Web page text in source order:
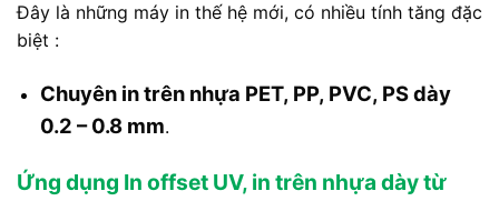
Đây là những máy in thế hệ mới, có nhiều tính tăng đặc
biệt :
Chuyên in trên nhựa PET, PP, PVC, PS dày
0.2 – 0.8 mm.
Ứng dụng In offset UV, in trên nhựa dày từ